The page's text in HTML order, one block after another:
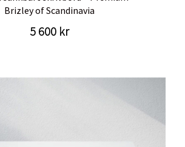
Brizley of Scandinavia
5 600 kr